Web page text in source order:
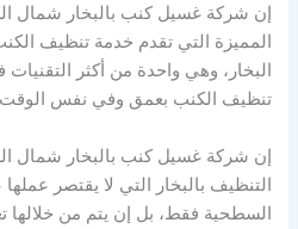
إن شركة غسيل كنب بالبخار شمال
المميزة التي تقدم خدمة تنظيف
البخار، وهي واحدة من أكثر التقنيات
تنظيف الكنب بعمق وفي نفس الوقت
إن شركة غسيل كنب بالبخار شمال
التنظيف بالبخار التي لا يقتصر عملها
السطحية فقط، بل إن يتم من خلالها